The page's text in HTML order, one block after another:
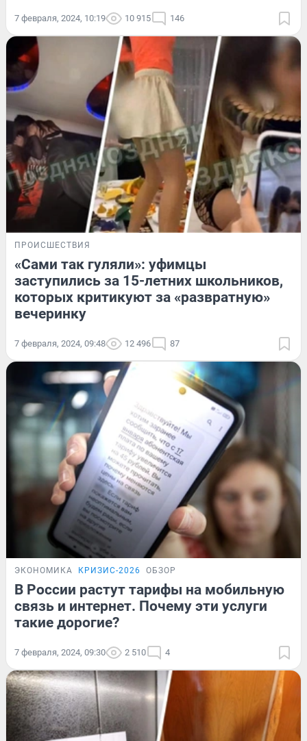
7 февраля, 2024, 10:19 10 915 146
ПРОИСШЕСТВИЯ
«Сами так гуляли»: уфимцы
заступились за 15-летних школьников,
которых критикуют за «развратную»
вечеринку
7 февраля, 2024, 09:48 12 496 87
ЭКОНОМИКА КРИЗИС-2026 ОБЗОР
В России растут тарифы на мобильную
связь и интернет. Почему эти услуги
такие дорогие?
7 февраля, 2024, 09:30 2 510 4